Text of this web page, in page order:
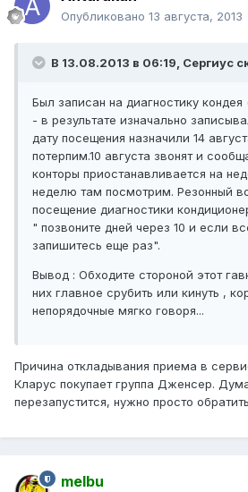
Опубликовано 13 августа, 2013
В 13.08.2013 в 06:19, Сергиус
Был записан на диагностику
- в результате изначально
дату посещения назначили 14
потерпим.10 августа звонят и
конторы приостанавливается на
неделю там посмотрим. Резонный
посещение диагностики
" позвоните дней через 10 и если
запишитесь еще раз".
Вывод : Обходите стороной этот
них главное срубить или кинуть ,
непорядочные мягко говоря...
Причина откладывания приема в
Кларус покупает группа Дженсер.
перезапустится, нужно просто
melbu